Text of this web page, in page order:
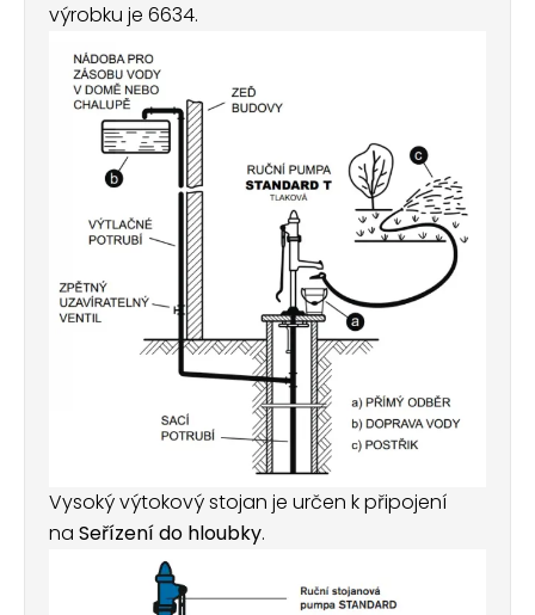
výrobku je 6634.
Vysoký výtokový stojan je určen k připojení
na Seřízení do hloubky.